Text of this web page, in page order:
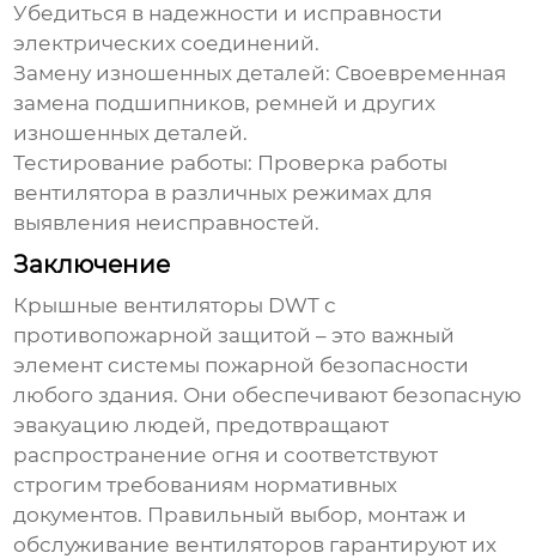
Убедиться в надежности и исправности
электрических соединений.
Замену изношенных деталей: Своевременная
замена подшипников, ремней и других
изношенных деталей.
Тестирование работы: Проверка работы
вентилятора в различных режимах для
выявления неисправностей.
Заключение
Крышные вентиляторы DWT с
противопожарной защитой – это важный
элемент системы пожарной безопасности
любого здания. Они обеспечивают безопасную
эвакуацию людей, предотвращают
распространение огня и соответствуют
строгим требованиям нормативных
документов. Правильный выбор, монтаж и
обслуживание вентиляторов гарантируют их